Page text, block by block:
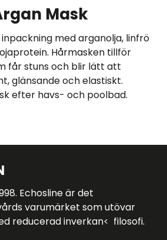
Mask
med arganolja, linfrö
Hårmasken tillför
får stuns och blir lätt att
glänsande och elastiskt.
efter havs- och poolbad.
Echosline är det
varumärket som utövar
reducerad inverkan< filosofi.